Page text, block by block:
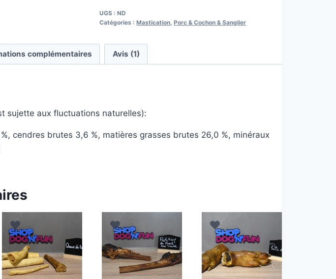
UGS :ND
Catégories :Mastication,Porc & Cochon & Sanglier
complémentaires Avis (1)
sujette aux fluctuations naturelles):
cendres brutes 3,6 %, matières grasses brutes 26,0 %, minéraux